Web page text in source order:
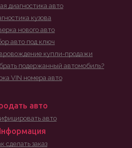
диагностика авто
кузова
нового авто
авто под ключ
купли-продажи
подержанный автомобиль?
VIN номера авто
авто
авто
сделать заказ